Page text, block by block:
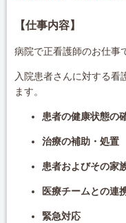
【仕事内容】
病院で正看護師のお仕事
入院患者さんに対する看
ます。
患者の健康状態の
治療の補助・処置
患者およびその家
医療チームとの連
緊急対応